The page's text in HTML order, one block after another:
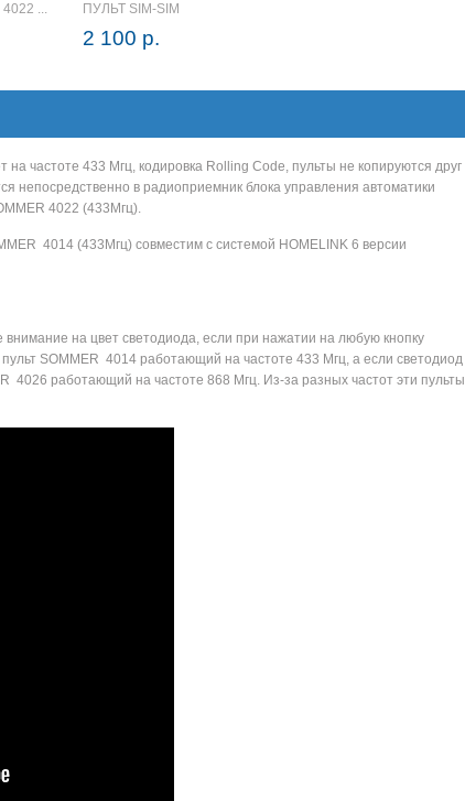
... ПУЛЬТ SIM-SIM
2 100 р.
частоте 433 Мгц, кодировка Rolling Code, пульты не копируются друг
непосредственно в радиоприемник блока управления автоматики
4022 (433Мгц).
4014 (433Мгц) совместим с системой HOMELINK 6 версии
на цвет светодиода, если при нажатии на любую кнопку
SOMMER 4014 работающий на частоте 433 Мгц, а если светодиод
4026 работающий на частоте 868 Мгц. Из-за разных частот эти пульты